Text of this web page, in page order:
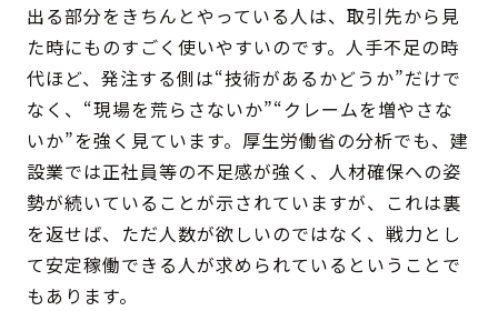
出る部分をきちんとやっている人は、取引先から見
た時にものすごく使いやすいのです。人手不足の時
代ほど、発注する側は“技術があるかどうか”だけで
なく、“現場を荒らさないか”“クレームを増やさな
いか”を強く見ています。厚生労働省の分析でも、建
設業では正社員等の不足感が強く、人材確保への姿
勢が続いていることが示されていますが、これは裏
を返せば、ただ人数が欲しいのではなく、戦力とし
て安定稼働できる人が求められているということで
もあります。